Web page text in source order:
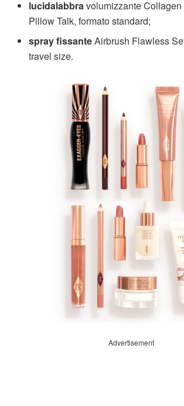
lucidalabbravolumizzante
Pillow Talk, formato standard;
spray fissanteAirbrush Flawless
travel size.
Advertisement